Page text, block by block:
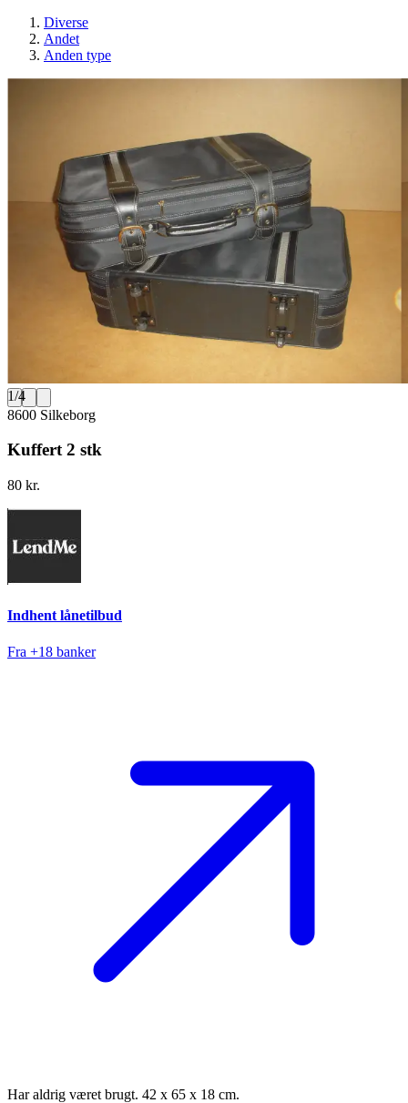
Diverse
Andet
Anden type
1/4
8600 Silkeborg
Kuffert 2 stk
80 kr.
Indhent lånetilbud
Fra +18 banker
Har aldrig været brugt. 42 x 65 x 18 cm.